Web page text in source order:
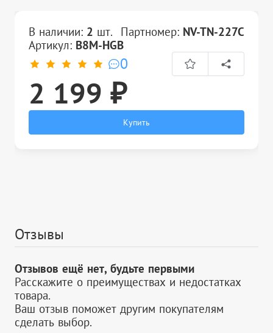
В наличии: 2 шт. Партномер: NV-TN-227C
Артикул: B8M-HGB
0
2 199 ₽
Купить
Отзывы
Отзывов ещё нет, будьте первыми
Расскажите о преимуществах и недостатках
товара.
Ваш отзыв поможет другим покупателям
сделать выбор.